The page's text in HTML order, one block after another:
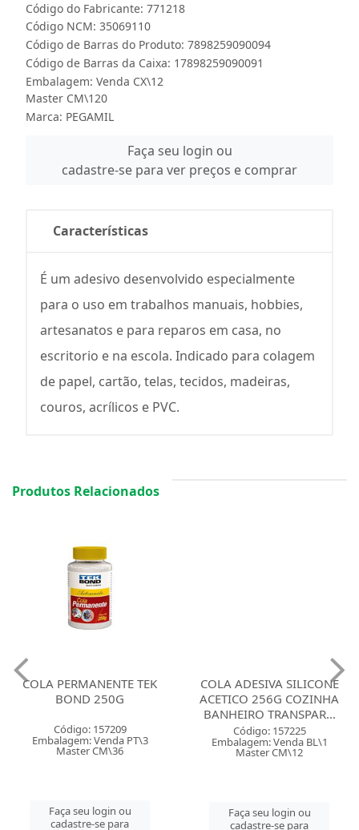
Código do Fabricante: 771218
Código NCM: 35069110
Código de Barras do Produto: 7898259090094
Código de Barras da Caixa: 17898259090091
Embalagem: Venda CX\12
Master CM\120
Marca: PEGAMIL
Faça seu login ou
cadastre-se para ver preços e comprar
Características
É um adesivo desenvolvido especialmente
para o uso em trabalhos manuais, hobbies,
artesanatos e para reparos em casa, no
escritorio e na escola. Indicado para colagem
de papel, cartão, telas, tecidos, madeiras,
couros, acrílicos e PVC.
Produtos Relacionados
COLA PERMANENTE TEK
BOND 250G
Código: 157209
Embalagem: Venda PT\3
Master CM\36
Faça seu login ou
cadastre-se para
COLA ADESIVA SILICONE
ACETICO 256G COZINHA
BANHEIRO TRANSPAR...
Código: 157225
Embalagem: Venda BL\1
Master CM\12
Faça seu login ou
cadastre-se para